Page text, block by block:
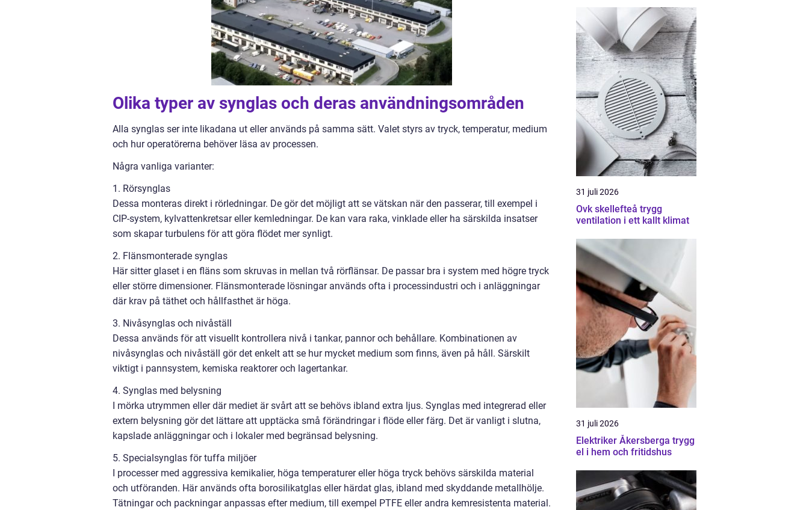
Olika typer av synglas och deras användningsområden
Alla synglas ser inte likadana ut eller används på samma sätt. Valet styrs av tryck, temperatur, medium
och hur operatörerna behöver läsa av processen.
Några vanliga varianter:
1. Rörsynglas
Dessa monteras direkt i rörledningar. De gör det möjligt att se vätskan när den passerar, till exempel i
CIP-system, kylvattenkretsar eller kemledningar. De kan vara raka, vinklade eller ha särskilda insatser
som skapar turbulens för att göra flödet mer synligt.
2. Flänsmonterade synglas
Här sitter glaset i en fläns som skruvas in mellan två rörflänsar. De passar bra i system med högre tryck
eller större dimensioner. Flänsmonterade lösningar används ofta i processindustri och i anläggningar
där krav på täthet och hållfasthet är höga.
3. Nivåsynglas och nivåställ
Dessa används för att visuellt kontrollera nivå i tankar, pannor och behållare. Kombinationen av
nivåsynglas och nivåställ gör det enkelt att se hur mycket medium som finns, även på håll. Särskilt
viktigt i pannsystem, kemiska reaktorer och lagertankar.
4. Synglas med belysning
I mörka utrymmen eller där mediet är svårt att se behövs ibland extra ljus. Synglas med integrerad eller
extern belysning gör det lättare att upptäcka små förändringar i flöde eller färg. Det är vanligt i slutna,
kapslade anläggningar och i lokaler med begränsad belysning.
5. Specialsynglas för tuffa miljöer
I processer med aggressiva kemikalier, höga temperaturer eller höga tryck behövs särskilda material
och utföranden. Här används ofta borosilikatglas eller härdat glas, ibland med skyddande metallhölje.
Tätningar och packningar anpassas efter medium, till exempel PTFE eller andra kemresistenta material.
31 juli 2026
Ovk skellefteå trygg
ventilation i ett kallt klimat
31 juli 2026
Elektriker Åkersberga trygg
el i hem och fritidshus